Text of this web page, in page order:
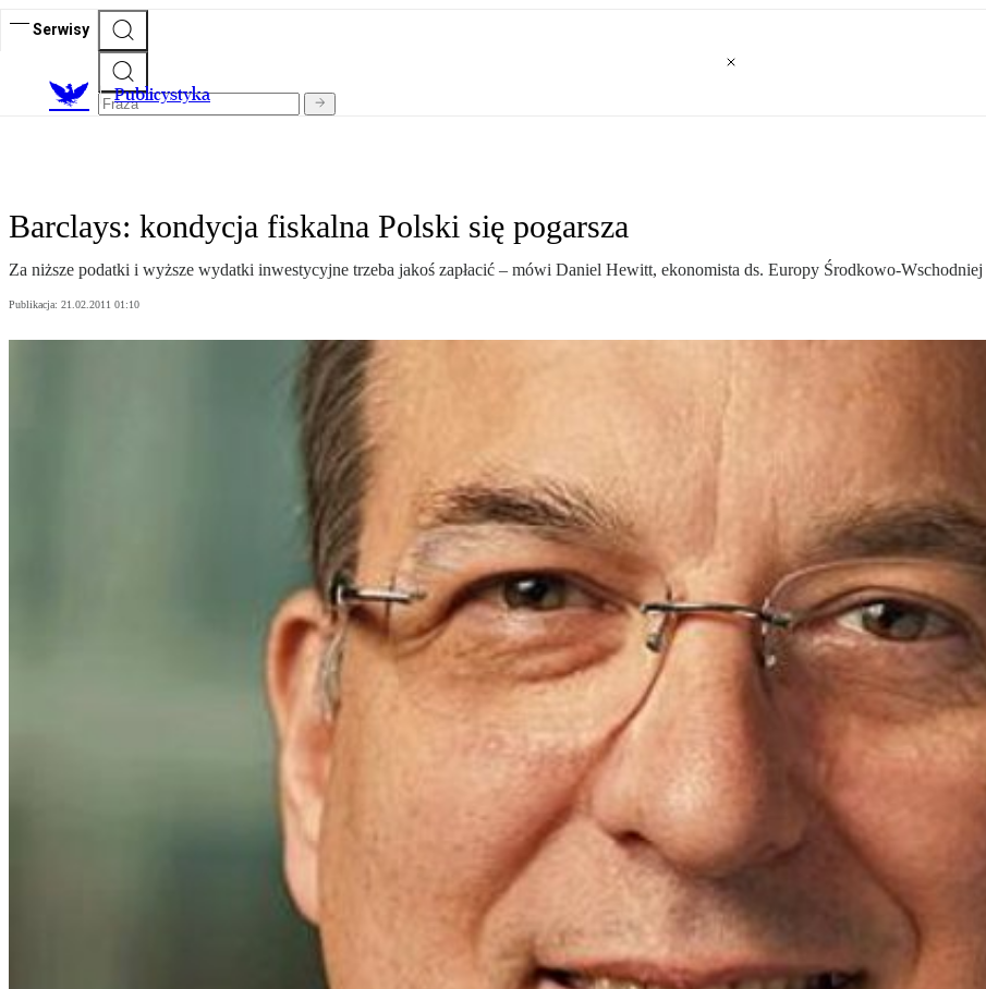
Serwisy
Publicystyka
Barclays: kondycja fiskalna Polski się pogarsza
Za niższe podatki i wyższe wydatki inwestycyjne trzeba jakoś zapłacić – mówi Daniel Hewitt, ekonomista ds. Europy Środkowo-
Publikacja: 21.02.2011 01:10